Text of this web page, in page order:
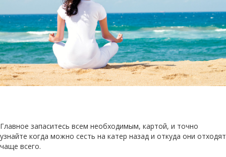
Главное запаситесь всем необходимым, картой, и точно
узнайте когда можно сесть на катер назад и откуда они отходят
чаще всего.